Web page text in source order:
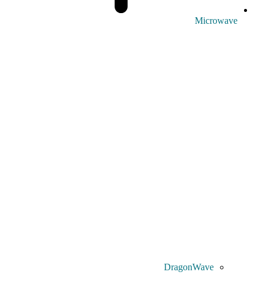
Microwave
DragonWave